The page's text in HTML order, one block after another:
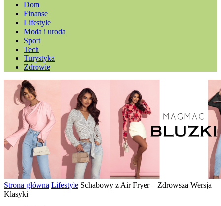
Dom
Finanse
Lifestyle
Moda i uroda
Sport
Tech
Turystyka
Zdrowie
Strona główna Lifestyle Schabowy z Air Fryer – Zdrowsza Wersja
Klasyki